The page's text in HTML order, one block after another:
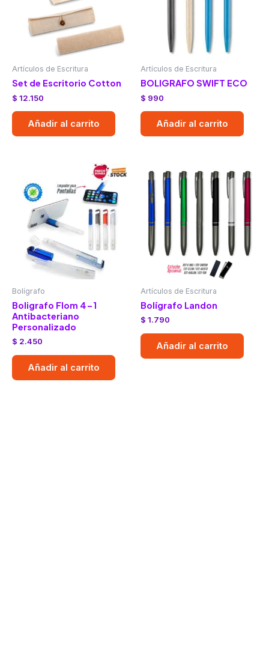
Artículos de Escritura
Set de Escritorio Cotton
$ 12.150
Añadir al carrito
Artículos de Escritura
BOLIGRAFO SWIFT ECO
$ 990
Añadir al carrito
Bolígrafo
Boligrafo Flom 4-1
Antibacteriano
Personalizado
$ 2.450
Añadir al carrito
Artículos de Escritura
Bolígrafo Landon
$ 1.790
Añadir al carrito